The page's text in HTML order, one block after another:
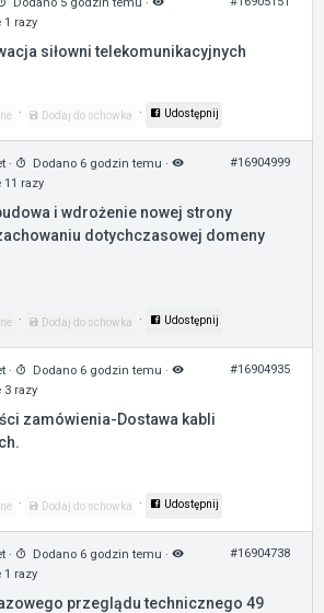
1 razy
siłowni telekomunikacyjnych
· Dodaj do schowka · Udostępnij
· Dodano 6 godzin temu ·
11 razy
#16904999
i wdrożenie nowej strony
dotychczasowej domeny
· Dodaj do schowka · Udostępnij
· Dodano 6 godzin temu ·
3 razy
#16904935
zamówienia-Dostawa kabli
· Dodaj do schowka · Udostępnij
· Dodano 6 godzin temu ·
1 razy
#16904738
przeglądu technicznego 49